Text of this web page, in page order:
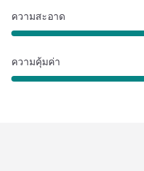
ความสะอาด
ความคุ้มค่า